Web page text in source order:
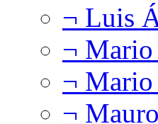
¬ Luis
¬
¬ Mario
¬